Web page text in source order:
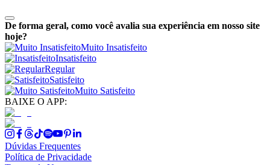
De forma geral, como você avalia sua experiência em nosso site
hoje?
Muito Insatisfeito
Insatisfeito
Regular
Satisfeito
Muito Satisfeito
BAIXE O APP:
Dúvidas Frequentes
Política de Privacidade